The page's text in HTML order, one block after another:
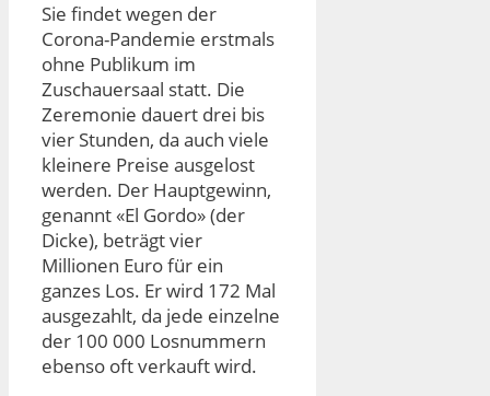
Sie findet wegen der
Corona-Pandemie erstmals
ohne Publikum im
Zuschauersaal statt. Die
Zeremonie dauert drei bis
vier Stunden, da auch viele
kleinere Preise ausgelost
werden. Der Hauptgewinn,
genannt «El Gordo» (der
Dicke), beträgt vier
Millionen Euro für ein
ganzes Los. Er wird 172 Mal
ausgezahlt, da jede einzelne
der 100 000 Losnummern
ebenso oft verkauft wird.